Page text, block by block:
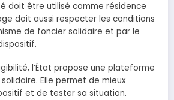
doit être utilisé comme résidence
doit aussi respecter les conditions
de foncier solidaire et par le
l’État propose une plateforme
Elle permet de mieux
et de tester sa situation.